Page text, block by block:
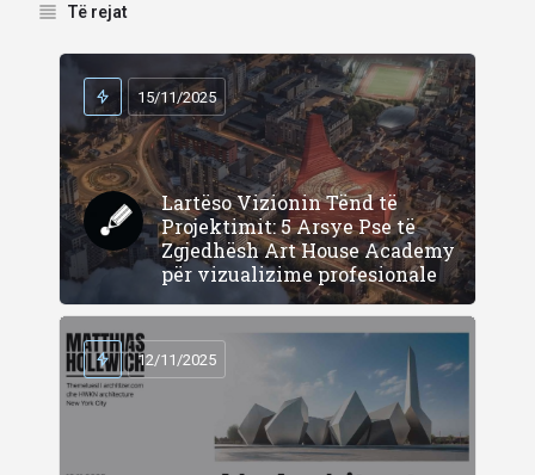
Të rejat
Lartëso Vizionin Tënd të
Projektimit: 5 Arsye Pse të
Zgjedhësh Art House Academy
për vizualizime profesionale
15/11/2025
12/11/2025